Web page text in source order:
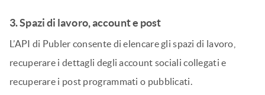
3. Spazi di lavoro, account e post
L’API di Publer consente di elencare gli spazi di lavoro,
recuperare i dettagli degli account sociali collegati e
recuperare i post programmati o pubblicati.